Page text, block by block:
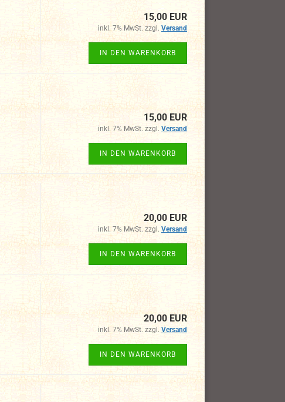
15,00 EUR
inkl. 7% MwSt. zzgl. Versand
IN DEN WARENKORB
15,00 EUR
inkl. 7% MwSt. zzgl. Versand
IN DEN WARENKORB
20,00 EUR
inkl. 7% MwSt. zzgl. Versand
IN DEN WARENKORB
20,00 EUR
inkl. 7% MwSt. zzgl. Versand
IN DEN WARENKORB